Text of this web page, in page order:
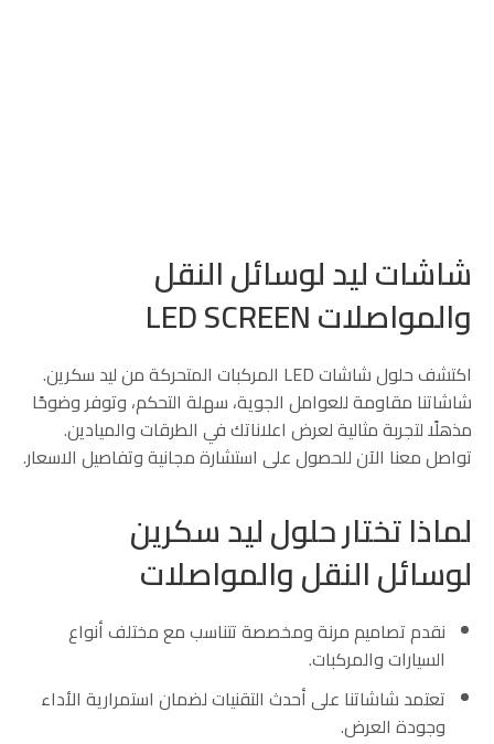
شاشات ليد لوسائل النقل
والمواصلات LED SCREEN
اكتشف حلول شاشات LED المركبات المتحركة من ليد سكرين.
شاشاتنا مقاومة للعوامل الجوية، سهلة التحكم، وتوفر وضوحًا
مذهلًا لتجربة مثالية لعرض اعلاناتك في الطرقات والميادين.
تواصل معنا الآن للحصول على استشارة مجانية وتفاصيل الاسعار.
لماذا تختار حلول ليد سكرين
لوسائل النقل والمواصلات
نقدم تصاميم مرنة ومخصصة تتناسب مع مختلف أنواع
السيارات والمركبات.
تعتمد شاشاتنا على أحدث التقنيات لضمان استمرارية الأداء
وجودة العرض.